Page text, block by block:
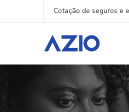
Cotação de seguros e